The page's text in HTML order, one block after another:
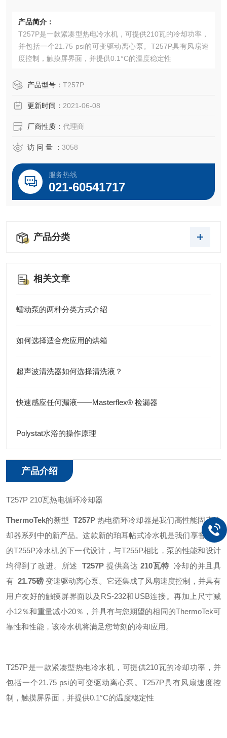
产品简介：
T257P是一款紧凑型热电冷水机，可提供210瓦的冷却功率，
并包括一个21.75 psi的可变驱动离心泵。T257P具有风扇速
度控制，触摸屏界面，并提供0.1°C的温度稳定性
产品型号： T257P
更新时间： 2021-06-08
厂商性质： 代理商
访 问 量 ： 3058
服务热线
021-60541717
产品分类
相关文章
蠕动泵的两种分类方式介绍
如何选择适合您应用的烘箱
超声波清洗器如何选择清洗液？
快速感应任何漏液——Masterflex® 检漏器
Polystat水浴的操作原理
产品介绍
T257P 210瓦热电循环冷却器
ThermoTek的新型 T257P 热电循环冷却器是我们高性能固态冷
却器系列中的新产品。这款新的珀耳帖式冷水机是我们享誉业界
的T255P冷水机的下一代设计，与T255P相比，泵的性能和设计
均得到了改进。所述T257P提供高达 210瓦特冷却的并且具
有21.75磅 变速驱动离心泵。它还集成了风扇速度控制，并具有
用户友好的触摸屏界面以及RS-232和USB连接。再加上尺寸减
小12％和重量减小20％，并具有与您期望的相同的ThermoTek可
靠性和性能，该冷水机将满足您苛刻的冷却应用。
T257P是一款紧凑型热电冷水机，可提供210瓦的冷却功率，并
包括一个21.75 psi的可变驱动离心泵。T257P具有风扇速度控
制，触摸屏界面，并提供0.1°C的温度稳定性